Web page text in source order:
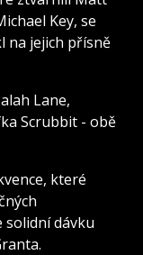
Key, se
na jejich přísně
Lane,
Scrubbit - obě
které
solidní dávku